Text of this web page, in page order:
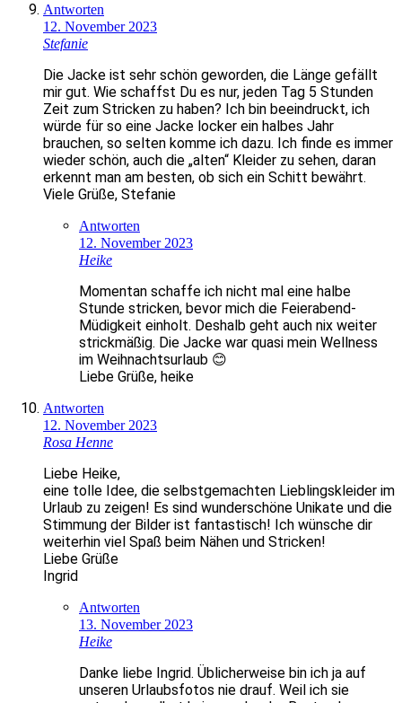
Antworten
12. November 2023
Stefanie
Die Jacke ist sehr schön geworden, die Länge gefällt
mir gut. Wie schaffst Du es nur, jeden Tag 5 Stunden
Zeit zum Stricken zu haben? Ich bin beeindruckt, ich
würde für so eine Jacke locker ein halbes Jahr
brauchen, so selten komme ich dazu. Ich finde es immer
wieder schön, auch die „alten“ Kleider zu sehen, daran
erkennt man am besten, ob sich ein Schitt bewährt.
Viele Grüße, Stefanie
Antworten
12. November 2023
Heike
Momentan schaffe ich nicht mal eine halbe
Stunde stricken, bevor mich die Feierabend-
Müdigkeit einholt. Deshalb geht auch nix weiter
strickmäßig. Die Jacke war quasi mein Wellness
im Weihnachtsurlaub 😊
Liebe Grüße, heike
Antworten
12. November 2023
Rosa Henne
Liebe Heike,
eine tolle Idee, die selbstgemachten Lieblingskleider im
Urlaub zu zeigen! Es sind wunderschöne Unikate und die
Stimmung der Bilder ist fantastisch! Ich wünsche dir
weiterhin viel Spaß beim Nähen und Stricken!
Liebe Grüße
Ingrid
Antworten
13. November 2023
Heike
Danke liebe Ingrid. Üblicherweise bin ich ja auf
unseren Urlaubsfotos nie drauf. Weil ich sie